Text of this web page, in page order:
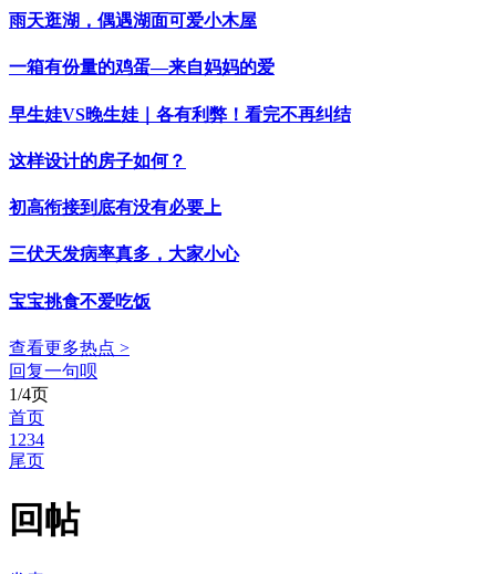
雨天逛湖，偶遇湖面可爱小木屋
一箱有份量的鸡蛋—来自妈妈的爱
早生娃VS晚生娃｜各有利弊！看完不再纠结
这样设计的房子如何？
初高衔接到底有没有必要上
三伏天发病率真多，大家小心
宝宝挑食不爱吃饭
查看更多热点 >
回复一句呗
1/4页
首页
1 234
尾页
回帖